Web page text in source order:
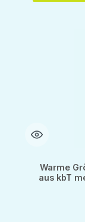
Warme
aus kbT